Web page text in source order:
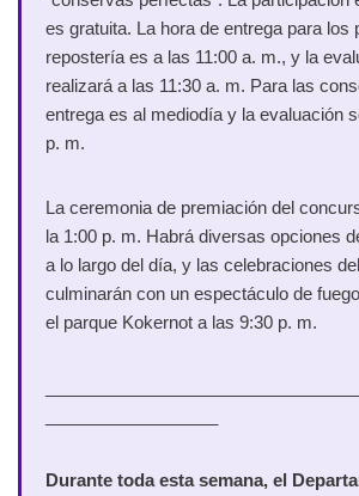
es gratuita. La hora de entrega para los
repostería es a las 11:00 a. m., y la
realizará a las 11:30 a. m. Para las
entrega es al mediodía y la evaluación
p. m.
La ceremonia de premiación del
la 1:00 p. m. Habrá diversas opciones
a lo largo del día, y las celebraciones
culminarán con un espectáculo de
el parque Kokernot a las 9:30 p. m.
Durante toda esta semana, el